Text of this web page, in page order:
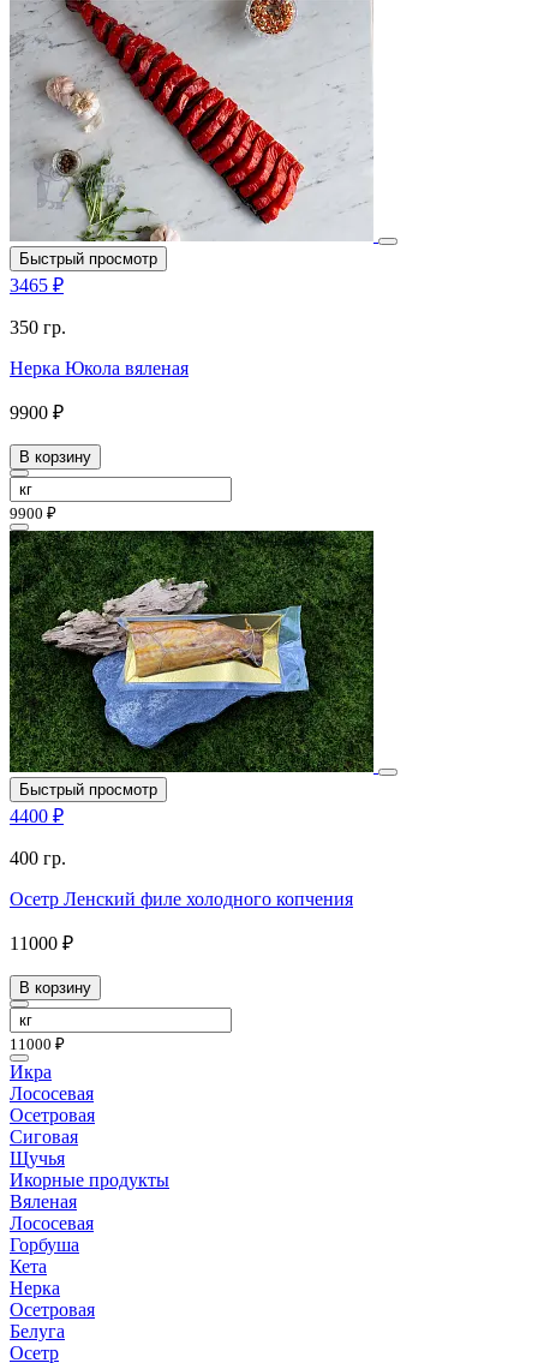
Быстрый просмотр
3465 ₽
350 гр.
Нерка Юкола вяленая
9900 ₽
В корзину
9900 ₽
Быстрый просмотр
4400 ₽
400 гр.
Осетр Ленский филе холодного копчения
11000 ₽
В корзину
11000 ₽
Икра
Лососевая
Осетровая
Сиговая
Щучья
Икорные продукты
Вяленая
Лососевая
Горбуша
Кета
Нерка
Осетровая
Белуга
Осетр